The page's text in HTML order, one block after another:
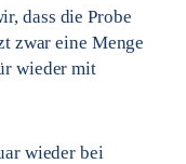
dass die Probe
zwar eine Menge
wieder mit
wieder bei